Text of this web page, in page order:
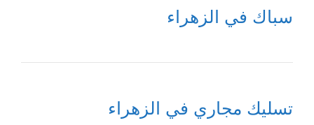
سباك في الزهراء
تسليك مجاري في الزهراء